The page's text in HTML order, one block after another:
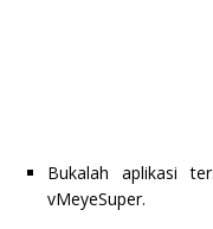
Bukalah aplikasi
vMeyeSuper.